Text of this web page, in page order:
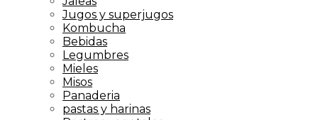
Jugos y superjugos
Kombucha
Bebidas
Legumbres
Mieles
Misos
Panaderia
pastas y harinas